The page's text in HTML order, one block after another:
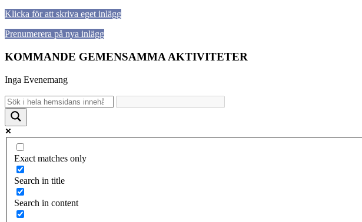
Klicka för att skriva eget inlägg
Prenumerera på nya inlägg
KOMMANDE GEMENSAMMA AKTIVITETER
Inga Evenemang
Exact matches only
Search in title
Search in content